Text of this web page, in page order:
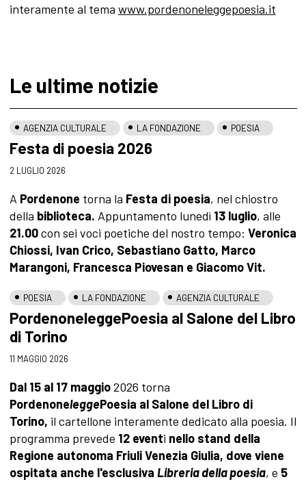
interamente al tema www.pordenoneleggepoesia.it
Le ultime notizie
AGENZIA CULTURALE LA FONDAZIONE POESIA
Festa di poesia 2026
2 LUGLIO 2026
A Pordenone torna la Festa di poesia, nel chiostro
della biblioteca. Appuntamento lunedì 13 luglio, alle
21.00con sei voci poetiche del nostro tempo: Veronica
Chiossi, Ivan Crico, Sebastiano Gatto, Marco
Marangoni, Francesca Piovesan e Giacomo Vit.
POESIA LA FONDAZIONE AGENZIA CULTURALE
PordenoneleggePoesia al Salone del Libro
di Torino
11 MAGGIO 2026
Dal 15 al 17 maggio2026 torna
PordenoneleggePoesia al Salone del Libro di
Torino, il cartellone interamente dedicato alla poesia. Il
programma prevede 12 eventi nello stand della
Regione autonoma Friuli Venezia Giulia, dove viene
ospitata anche l'esclusiva Libreria della poesia, e 5